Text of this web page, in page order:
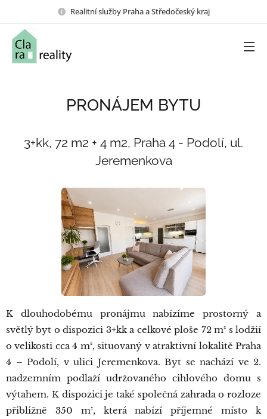
Realitní služby Praha a Středočeský kraj
PRONÁJEM BYTU
3+kk, 72 m2 + 4 m2, Praha 4 - Podolí, ul.
Jeremenkova
K dlouhodobému pronájmu nabízíme prostorný a
světlý byt o dispozici 3+kk a celkové ploše 72 m² s lodžií
o velikosti cca 4 m², situovaný v atraktivní lokalitě Praha
4 – Podolí, v ulici Jeremenkova. Byt se nachází ve 2.
nadzemním podlaží udržovaného cihlového domu s
výtahem. K dispozici je také společná zahrada o rozloze
přibližně 350 m², která nabízí příjemné místo k